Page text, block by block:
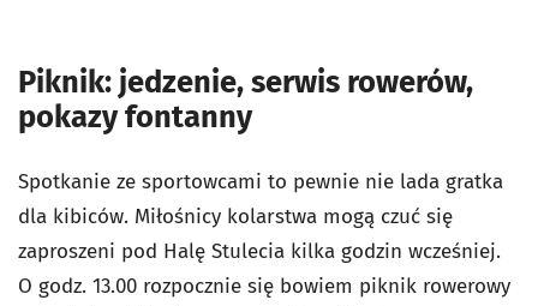
Piknik: jedzenie, serwis rowerów,
pokazy fontanny
Spotkanie ze sportowcami to pewnie nie lada gratka
dla kibiców. Miłośnicy kolarstwa mogą czuć się
zaproszeni pod Halę Stulecia kilka godzin wcześniej.
O godz. 13.00 rozpocznie się bowiem piknik rowerowy